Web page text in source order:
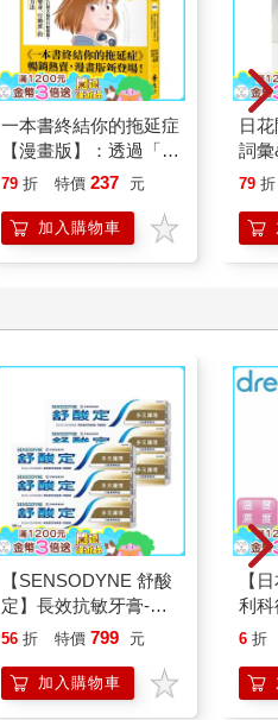
一本書終結你的拖延症
【漫畫版】：透過「小
行動」打開大腦的行動
「行動派」的37個科
學方法
79 折 特價 237 元
加入購物車
日
詞
79 折
【SENSODYNE 舒酸
定】長效抗敏牙膏-多
元護理120gx6入
56 折 特價 799 元
加入購物車
【
利
濕
6 折